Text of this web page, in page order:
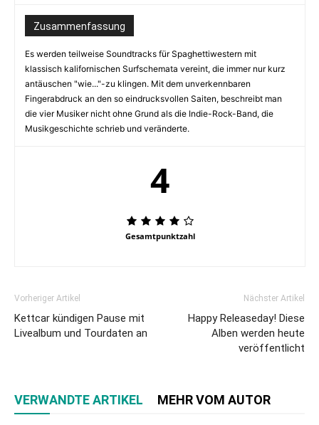
Zusammenfassung
Es werden teilweise Soundtracks für Spaghettiwestern mit
klassisch kalifornischen Surfschemata vereint, die immer nur kurz
antäuschen "wie..."-zu klingen. Mit dem unverkennbaren
Fingerabdruck an den so eindrucksvollen Saiten, beschreibt man
die vier Musiker nicht ohne Grund als die Indie-Rock-Band, die
Musikgeschichte schrieb und veränderte.
4
Gesamtpunktzahl
Vorheriger Artikel
Kettcar kündigen Pause mit
Livealbum und Tourdaten an
Nächster Artikel
Happy Releaseday! Diese
Alben werden heute
veröffentlicht
VERWANDTE ARTIKEL MEHR VOM AUTOR